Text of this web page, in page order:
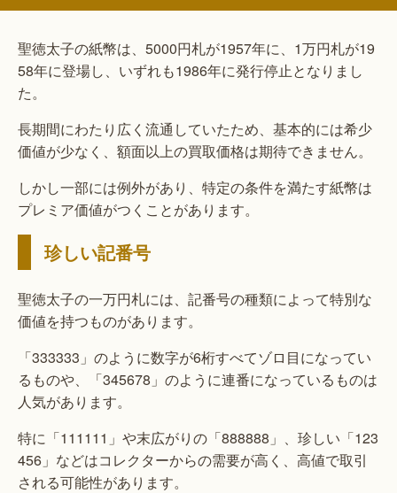
聖徳太子の紙幣は、5000円札が1957年に、1万円札が19
58年に登場し、いずれも1986年に発行停止となりまし
た。
長期間にわたり広く流通していたため、基本的には希少
価値が少なく、額面以上の買取価格は期待できません。
しかし一部には例外があり、特定の条件を満たす紙幣は
プレミア価値がつくことがあります。
珍しい記番号
聖徳太子の一万円札には、記番号の種類によって特別な
価値を持つものがあります。
「333333」のように数字が6桁すべてゾロ目になってい
るものや、「345678」のように連番になっているものは
人気があります。
特に「111111」や末広がりの「888888」、珍しい「123
456」などはコレクターからの需要が高く、高値で取引
される可能性があります。